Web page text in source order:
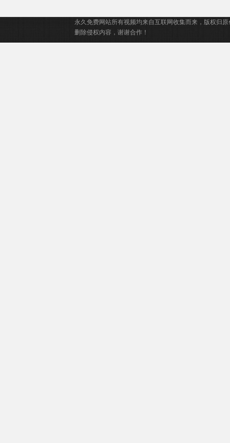
永久免费网站所有视频均来自互联网收集而来，版权归
删除侵权内容，谢谢合作！